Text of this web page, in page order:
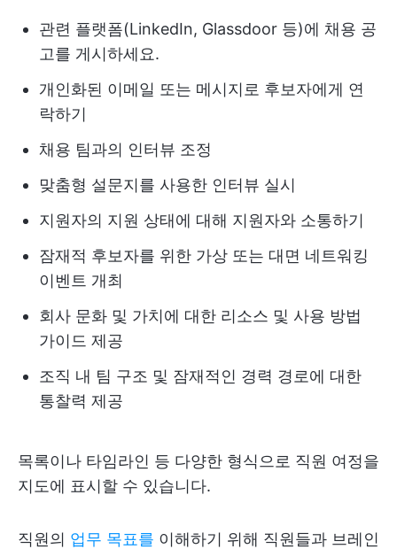
관련 플랫폼(LinkedIn, Glassdoor 등)에 채용 공
고를 게시하세요.
개인화된 이메일 또는 메시지로 후보자에게 연
락하기
채용 팀과의 인터뷰 조정
맞춤형 설문지를 사용한 인터뷰 실시
지원자의 지원 상태에 대해 지원자와 소통하기
잠재적 후보자를 위한 가상 또는 대면 네트워킹
이벤트 개최
회사 문화 및 가치에 대한 리소스 및 사용 방법
가이드 제공
조직 내 팀 구조 및 잠재적인 경력 경로에 대한
통찰력 제공
목록이나 타임라인 등 다양한 형식으로 직원 여정을
지도에 표시할 수 있습니다.
직원의 업무 목표를 이해하기 위해 직원들과 브레인